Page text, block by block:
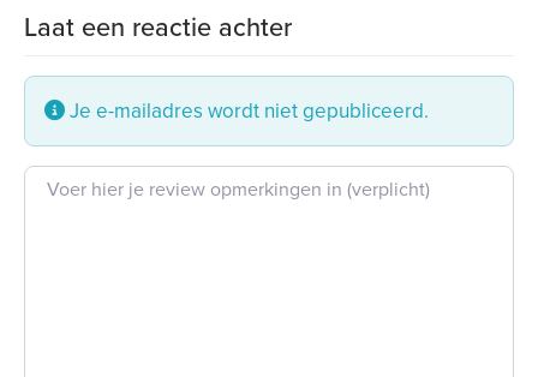
Laat een reactie achter
Je e-mailadres wordt niet gepubliceerd.
Beoordeling tekst